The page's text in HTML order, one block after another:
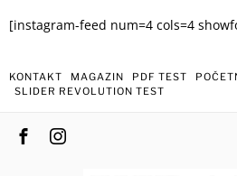
[instagram-feed num=4 cols=4
KONTAKT MAGAZIN PDF TEST
SLIDER REVOLUTION TEST